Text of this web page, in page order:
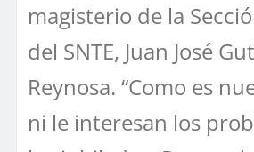
magisterio de la
del SNTE, Juan José
Reynosa. “Como es
ni le interesan los